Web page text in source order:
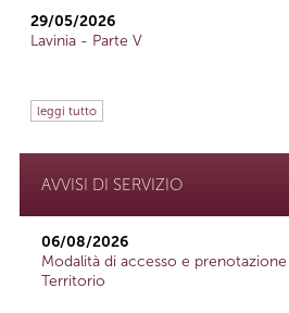
29/05/2026
Lavinia - Parte V
leggi tutto
AVVISI DI SERVIZIO
06/08/2026
Modalità di accesso e
Territorio